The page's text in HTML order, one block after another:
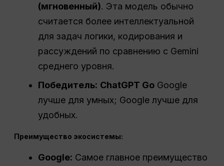
(мгновенный). Эта модель обычно
считается более интеллектуальной
для задач логики, кодирования и
рассуждений по сравнению с Gemini
среднего уровня.
Победитель: ChatGPT Go Google
лучше для умных; Google лучше для
удобных.
Преимущество экосистемы:
Google: Самое главное преимущество